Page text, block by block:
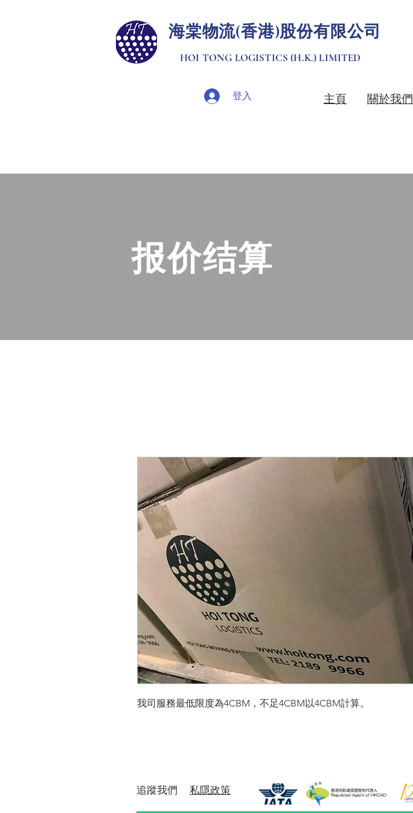
​海棠物流(香港)股份有限公司
HOI TONG LOGISTICS (H.K.) LIMITED
登入 ​主頁 關於我們
报价结算
我司服務最低限度為4CBM，不足4CBM以4CBM計算。
​追蹤我們 私隱政策